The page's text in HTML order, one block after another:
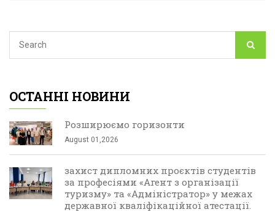
ОСТАННІ НОВИНИ
Розширюємо горизонти
August 01,2026
захист дипломних проєктів студентів
за професіями «Агент з організації
туризму» та «Адміністратор» у межах
державної кваліфікаційної атестації.